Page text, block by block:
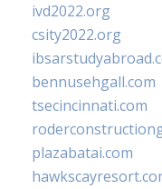
ivd2022.org
csity2022.org
bennusehgall.com
tsecincinnati.com
plazabatai.com